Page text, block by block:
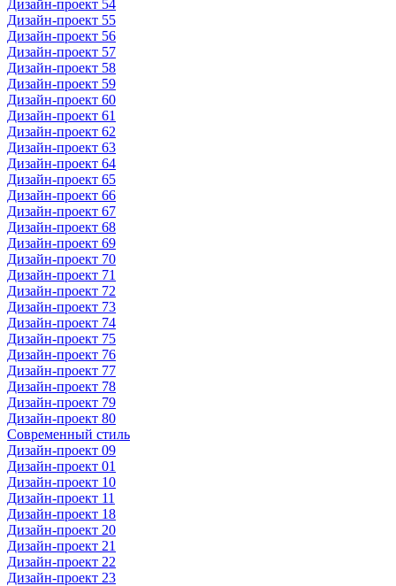
Дизайн-проект 54
Дизайн-проект 55
Дизайн-проект 56
Дизайн-проект 57
Дизайн-проект 58
Дизайн-проект 59
Дизайн-проект 60
Дизайн-проект 61
Дизайн-проект 62
Дизайн-проект 63
Дизайн-проект 64
Дизайн-проект 65
Дизайн-проект 66
Дизайн-проект 67
Дизайн-проект 68
Дизайн-проект 69
Дизайн-проект 70
Дизайн-проект 71
Дизайн-проект 72
Дизайн-проект 73
Дизайн-проект 74
Дизайн-проект 75
Дизайн-проект 76
Дизайн-проект 77
Дизайн-проект 78
Дизайн-проект 79
Дизайн-проект 80
Современный стиль
Дизайн-проект 09
Дизайн-проект 01
Дизайн-проект 10
Дизайн-проект 11
Дизайн-проект 18
Дизайн-проект 20
Дизайн-проект 21
Дизайн-проект 22
Дизайн-проект 23